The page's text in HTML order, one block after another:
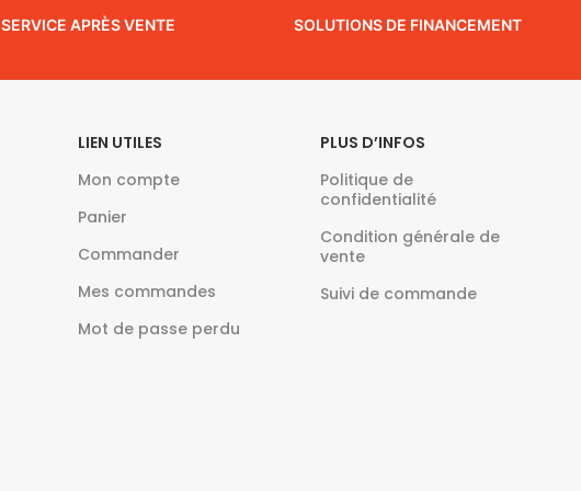
SERVICE APRÈS VENTE SOLUTIONS DE FINANCEMENT
LIEN UTILES
Mon compte
Panier
Commander
Mes commandes
Mot de passe perdu
PLUS D’INFOS
Politique de
confidentialité
Condition générale de
vente
Suivi de commande